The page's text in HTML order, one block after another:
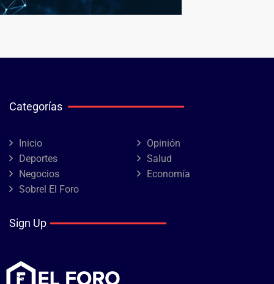
Categorías
Inicio
Opinión
Deportes
Salud
Negocios
Economía
Sobrel El Foro
Sign Up